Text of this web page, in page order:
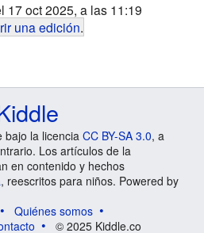
17 oct 2025, a las 11:19
una edición.
bajo la licencia CC BY-SA 3.0, a
Los artículos de la
en contenido y hechos
, reescritos para niños. Powered by
Quiénes somos
© 2025 Kiddle.co